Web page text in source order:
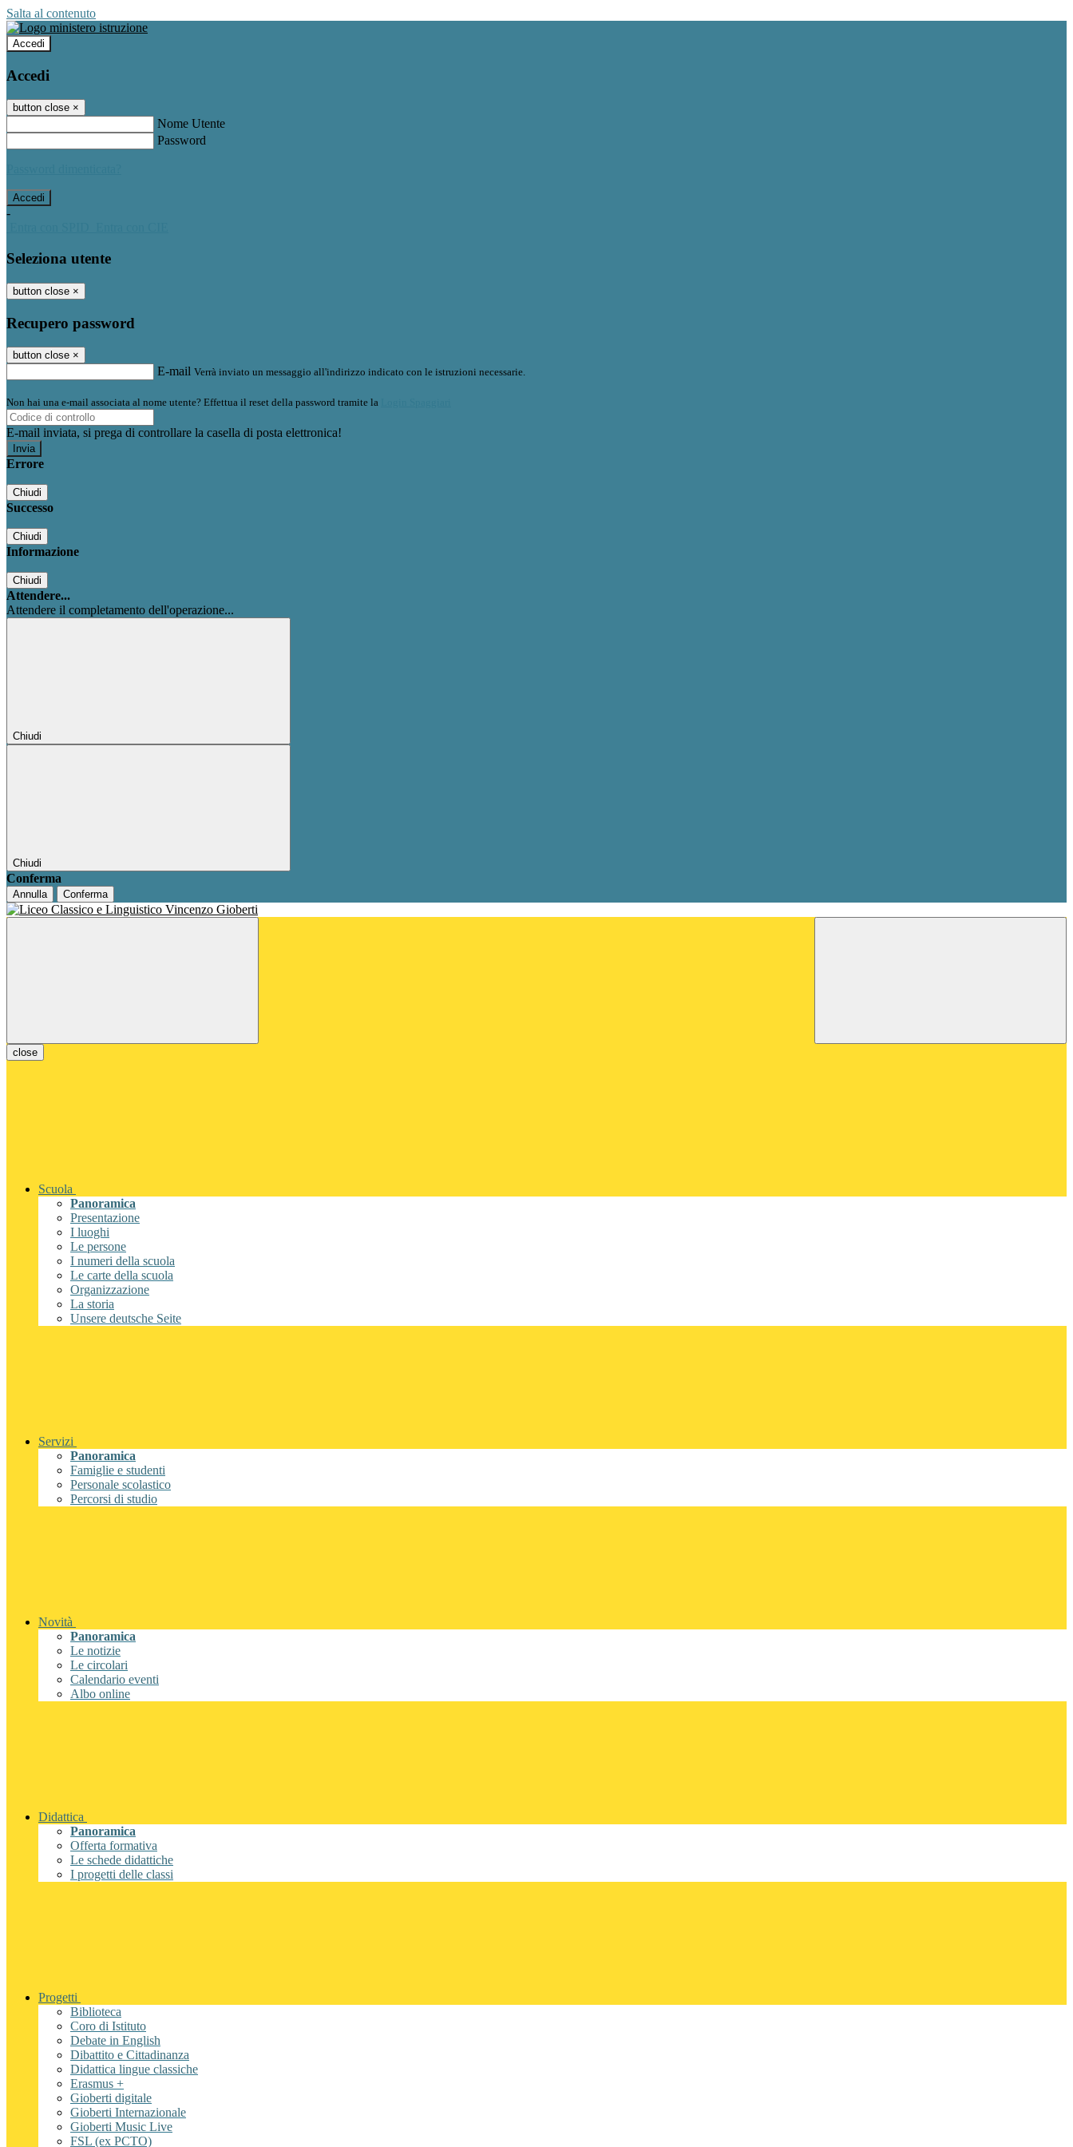
Salta al contenuto
Accedi
Accedi
button close ×
Nome Utente
Password
-
Seleziona utente
button close ×
Recupero password
button close ×
E-mail Verrà inviato un messaggio all'indirizzo indicato con le istruzioni necessarie.
Non hai una e-mail associata al nome utente? Effettua il reset della password tramite la
E-mail inviata, si prega di controllare la casella di posta elettronica!
Errore
Chiudi
Successo
Chiudi
Informazione
Chiudi
Attendere...
Attendere il completamento dell'operazione...
Chiudi
Chiudi
Conferma
Annulla Conferma
close
Scuola
Panoramica
Presentazione
I luoghi
Le persone
I numeri della scuola
Le carte della scuola
Organizzazione
La storia
Unsere deutsche Seite
Servizi
Panoramica
Famiglie e studenti
Personale scolastico
Percorsi di studio
Novità
Panoramica
Le notizie
Le circolari
Calendario eventi
Albo online
Didattica
Panoramica
Offerta formativa
Le schede didattiche
I progetti delle classi
Progetti
Biblioteca
Coro di Istituto
Debate in English
Dibattito e Cittadinanza
Didattica lingue classiche
Erasmus +
Gioberti digitale
Gioberti Internazionale
Gioberti Music Live
FSL (ex PCTO)